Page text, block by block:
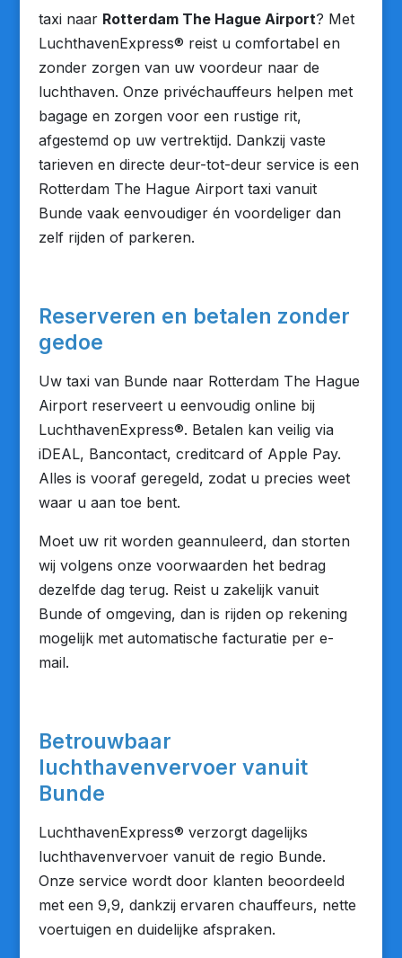
taxi naar Rotterdam The Hague Airport? Met
LuchthavenExpress® reist u comfortabel en
zonder zorgen van uw voordeur naar de
luchthaven. Onze privéchauffeurs helpen met
bagage en zorgen voor een rustige rit,
afgestemd op uw vertrektijd. Dankzij vaste
tarieven en directe deur-tot-deur service is een
Rotterdam The Hague Airport taxi vanuit
Bunde vaak eenvoudiger én voordeliger dan
zelf rijden of parkeren.
Reserveren en betalen zonder
gedoe
Uw taxi van Bunde naar Rotterdam The Hague
Airport reserveert u eenvoudig online bij
LuchthavenExpress®. Betalen kan veilig via
iDEAL, Bancontact, creditcard of Apple Pay.
Alles is vooraf geregeld, zodat u precies weet
waar u aan toe bent.
Moet uw rit worden geannuleerd, dan storten
wij volgens onze voorwaarden het bedrag
dezelfde dag terug. Reist u zakelijk vanuit
Bunde of omgeving, dan is rijden op rekening
mogelijk met automatische facturatie per e-
mail.
Betrouwbaar
luchthavenvervoer vanuit
Bunde
LuchthavenExpress® verzorgt dagelijks
luchthavenvervoer vanuit de regio Bunde.
Onze service wordt door klanten beoordeeld
met een 9,9, dankzij ervaren chauffeurs, nette
voertuigen en duidelijke afspraken.